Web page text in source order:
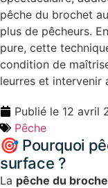
pêche du brochet
plus de pêcheurs.
pure, cette
condition de
leurres et intervenir
Publié le 12 avril
Pêche
🎯 Pourquoi
surface ?
La pêche du